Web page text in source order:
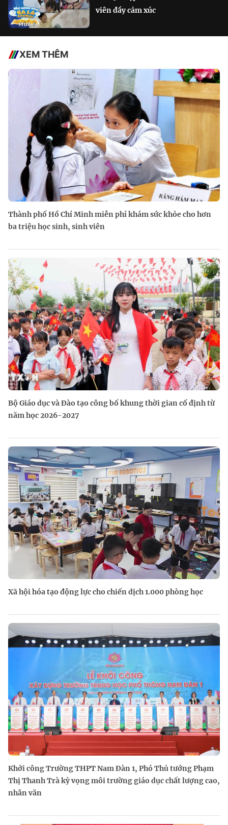
viên đầy cảm xúc
XEM THÊM
Thành phố Hồ Chí Minh miễn phí khám sức khỏe cho hơn
ba triệu học sinh, sinh viên
Bộ Giáo dục và Đào tạo công bố khung thời gian cố định từ
năm học 2026-2027
Xã hội hóa tạo động lực cho chiến dịch 1.000 phòng học
Khởi công Trường THPT Nam Đàn 1, Phó Thủ tướng Phạm
Thị Thanh Trà kỳ vọng môi trường giáo dục chất lượng cao,
nhân văn